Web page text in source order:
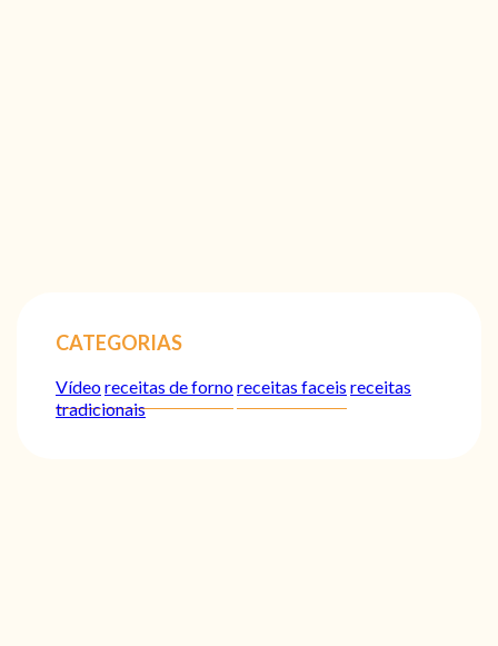
CATEGORIAS
Vídeoreceitas de fornoreceitas faceis receitas
tradicionais